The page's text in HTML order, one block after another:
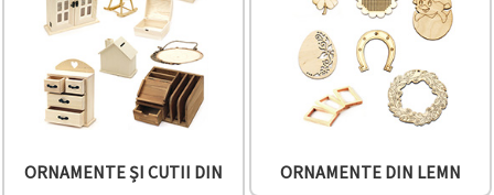
siguri că
experiență
amintindu-
preferințele
și re-
ORNAMENTE ȘI CUTII DIN
ORNAMENTE DIN LEMN